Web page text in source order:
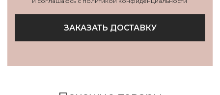
ЗАКАЗАТЬ ДОСТАВКУ